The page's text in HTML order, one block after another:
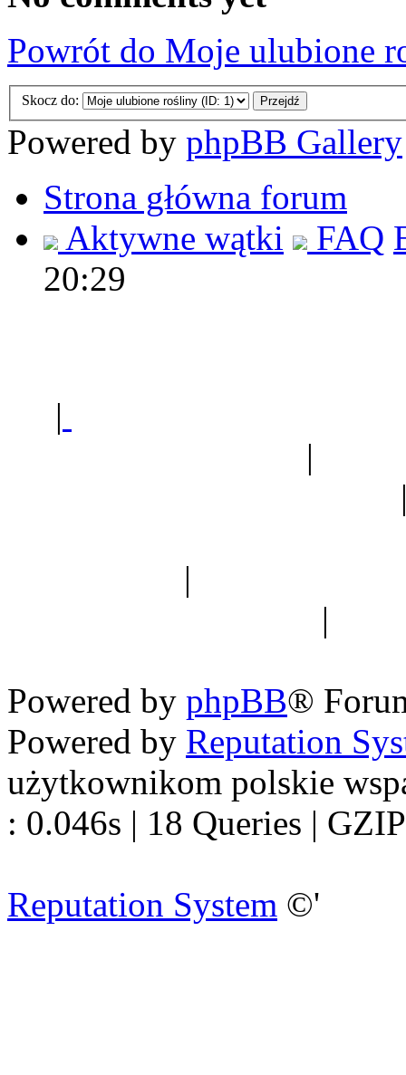
Powrót do Moje ulubione
Skocz do:
Powered by phpBB Gallery
Strona główna forum
Aktywne wątki
FAQ
20:29
|
|
|
|
Powered by phpBB®
Powered by Reputation
użytkownikom polskie
: 0.046s | 18 Queries |
Reputation System ©'